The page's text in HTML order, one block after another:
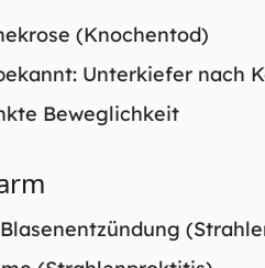
(Knochentod)
Unterkiefer nach
Beweglichkeit